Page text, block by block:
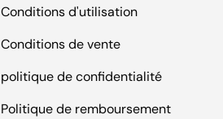
Conditions d'utilisation
Conditions de vente
politique de confidentialité
Politique de remboursement